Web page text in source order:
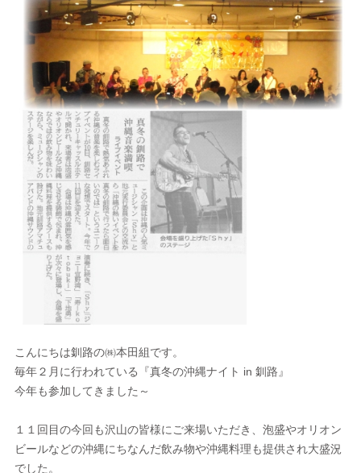
こんにちは釧路の㈱本田組です。
毎年２月に行われている『真冬の沖縄ナイト in 釧路』
今年も参加してきました～
１１回目の今回も沢山の皆様にご来場いただき、泡盛やオリオン
ビールなどの沖縄にちなんだ飲み物や沖縄料理も提供され大盛況
でした。